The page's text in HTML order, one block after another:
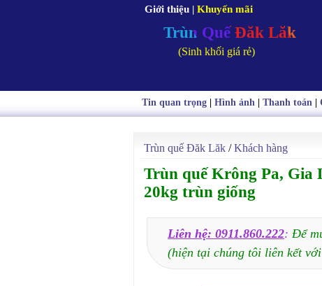
Giới thiệu | Khuyến mãi
Trùn Quế Đăk Lăk
(Sinh khối giá rẻ)
Tin quan trọng| Hình ảnh| Thanh toán|
Trùn quế Đăk Lăk /Khách hàng
Trùn quế Krông Pa, Gia
20kg trùn giống
Liên hệ: 0911.860.222: Để
(hiện tại chúng tôi liên kết